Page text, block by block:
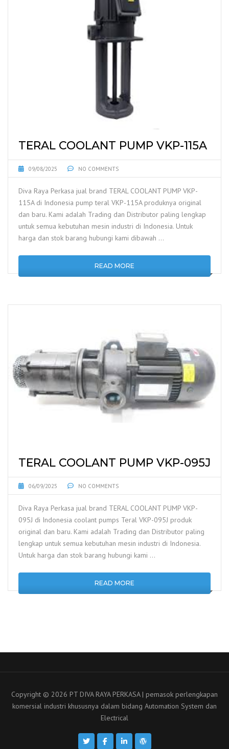
TERAL COOLANT PUMP VKP-115A
09/08/2025 NO COMMENTS
Diva Raya Perkasa jual brand TERAL COOLANT PUMP VKP-
115A di Indonesia pump teral VKP-115A produknya original
dan baru. Kami adalah Trading dan Distributor paling lengkap
untuk semua kebutuhan mesin industri di Indonesia. Untuk
harga dan stok barang hubungi kami dibawah …
READ MORE
TERAL COOLANT PUMP VKP-095J
06/09/2025 NO COMMENTS
Diva Raya Perkasa jual brand TERAL COOLANT PUMP VKP-
095J di Indonesia coolant pumps Teral VKP-095J produk
original dan baru. Kami adalah Trading dan Distributor paling
lengkap untuk semua kebutuhan mesin industri di Indonesia.
Untuk harga dan stok barang hubungi kami …
READ MORE
Copyright © 2026 PT DIVA RAYA PERKASA | pemasok perlengkapan
komersial industri khususnya dalam bidang Automation System dan
Electrical